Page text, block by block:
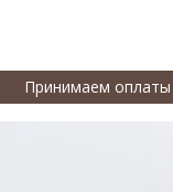
Принимаем